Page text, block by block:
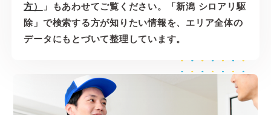
方）
」もあわせてご覧ください。「新潟 シロアリ駆
除」で検索する方が知りたい情報を、エリア全体の
データにもとづいて整理しています。